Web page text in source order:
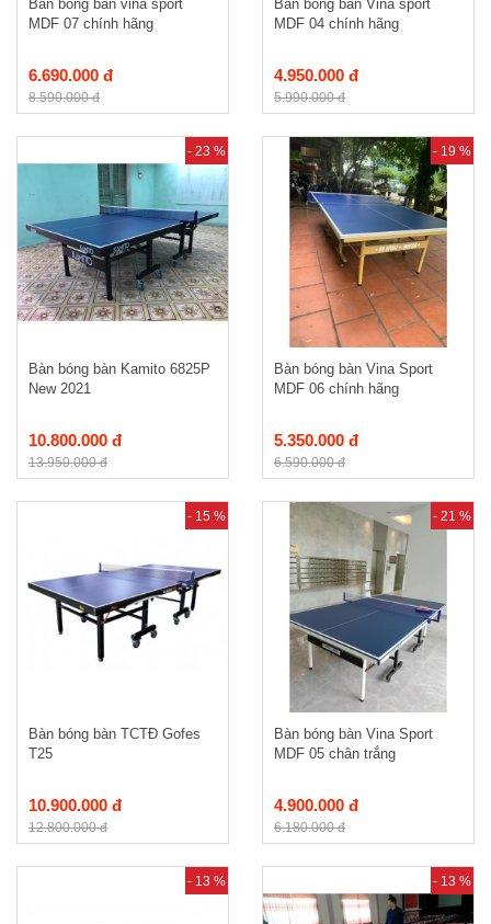
Bàn bóng bàn vina sport
MDF 07 chính hãng
6.690.000 đ
8.590.000 đ
Bàn bóng bàn Vina sport
MDF 04 chính hãng
4.950.000 đ
5.990.000 đ
- 23 %
Bàn bóng bàn Kamito 6825P
New 2021
10.800.000 đ
13.950.000 đ
- 19 %
Bàn bóng bàn Vina Sport
MDF 06 chính hãng
5.350.000 đ
6.590.000 đ
- 15 %
Bàn bóng bàn TCTĐ Gofes
T25
10.900.000 đ
12.800.000 đ
- 21 %
Bàn bóng bàn Vina Sport
MDF 05 chân trắng
4.900.000 đ
6.180.000 đ
- 13 % - 13 %